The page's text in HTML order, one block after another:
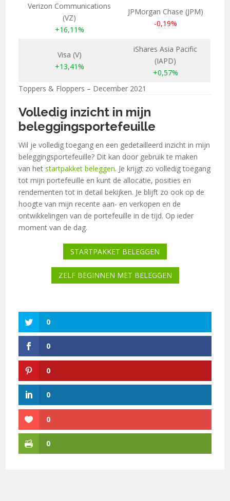
Verizon Communications
(VZ)
+16,11%
JPMorgan Chase (JPM)
-0,19%
Visa (V)
+13,41%
iShares Asia Pacific
(IAPD)
+0,57%
Toppers & Floppers – December 2021
Volledig inzicht in mijn
beleggingsportefeuille
Wil je volledig toegang en een gedetailleerd inzicht in mijn
beleggingsportefeuille? Dit kan door gebruik te maken
van hetstartpakket beleggen. Je krijgt zo volledig toegang
tot mijn portefeuille en kunt de allocatie, posities en
rendementen tot in detail bekijken. Je blijft zo ook op de
hoogte van mijn recente aan- en verkopen en de
ontwikkelingen van de portefeuille in de tijd. Op ieder
moment van de dag.
STARTPAKKET BELEGGEN
ZELF BEGINNEN MET BELEGGEN
0
0
0
0
0
0